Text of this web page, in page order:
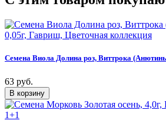
Семена Виола Долина роз, Виттрока
63 руб.